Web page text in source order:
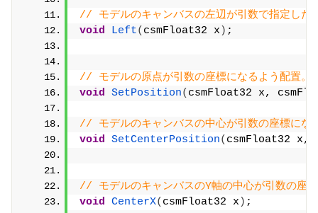
// モデルのキャンバスの左辺が引数で指定し
void
Left( csmFloat32 x ) ;
// モデルの原点が引数の座標になるよう配置。
void SetPosition( csmFloat32 x,
// モデルのキャンバスの中心が引数の座標にな
void SetCenterPosition( csmFloat32 x,
// モデルのキャンバスのY軸の中心が引数の座
void CenterX( csmFloat32 x ) ;